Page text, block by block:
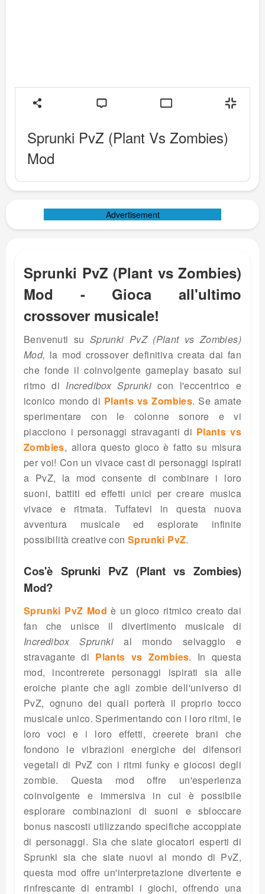
Sprunki PvZ (Plant Vs Zombies)
Mod
Advertisement
Sprunki PvZ (Plant vs Zombies)
Mod - Gioca all'ultimo
crossover musicale!
Benvenuti su Sprunki PvZ (Plant vs Zombies)
Mod, la mod crossover definitiva creata dai fan
che fonde il coinvolgente gameplay basato sul
ritmo di Incredibox Sprunki con l'eccentrico e
iconico mondo di Plants vs Zombies. Se amate
sperimentare con le colonne sonore e vi
piacciono i personaggi stravaganti di Plants vs
Zombies, allora questo gioco è fatto su misura
per voi! Con un vivace cast di personaggi ispirati
a PvZ, la mod consente di combinare i loro
suoni, battiti ed effetti unici per creare musica
vivace e ritmata. Tuffatevi in questa nuova
avventura musicale ed esplorate infinite
possibilità creative con Sprunki PvZ.
Cos'è Sprunki PvZ (Plant vs Zombies)
Mod?
Sprunki PvZ Mod è un gioco ritmico creato dai
fan che unisce il divertimento musicale di
Incredibox Sprunki al mondo selvaggio e
stravagante di Plants vs Zombies. In questa
mod, incontrerete personaggi ispirati sia alle
eroiche piante che agli zombie dell'universo di
PvZ, ognuno dei quali porterà il proprio tocco
musicale unico. Sperimentando con i loro ritmi, le
loro voci e i loro effetti, creerete brani che
fondono le vibrazioni energiche dei difensori
vegetali di PvZ con i ritmi funky e giocosi degli
zombie. Questa mod offre un'esperienza
coinvolgente e immersiva in cui è possibile
esplorare combinazioni di suoni e sbloccare
bonus nascosti utilizzando specifiche accoppiate
di personaggi. Sia che siate giocatori esperti di
Sprunki sia che siate nuovi al mondo di PvZ,
questa mod offre un'interpretazione divertente e
rinfrescante di entrambi i giochi, offrendo una